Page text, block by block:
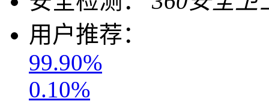
用户推荐：
99.90%
0.10%